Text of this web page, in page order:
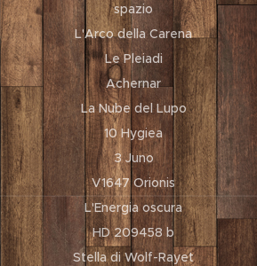
spazio
L'Arco della Carena
Le Pleiadi
Achernar
La Nube del Lupo
10 Hygiea
3 Juno
V1647 Orionis
L'Energia oscura
HD 209458 b
Stella di Wolf-Rayet